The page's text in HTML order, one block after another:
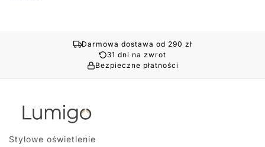
Darmowa dostawa od 290 zł
31 dni na zwrot
Bezpieczne płatności
Stylowe oświetlenie